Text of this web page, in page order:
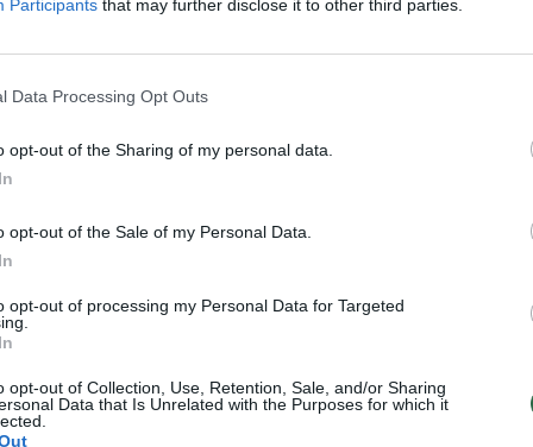
Participants that may further disclose it to other third parties.
Data Processing Opt Outs
opt-out of the Sharing of my personal data.
opt-out of the Sale of my Personal Data.
opt-out of processing my Personal Data for Targeted
opt-out of Collection, Use, Retention, Sale, and/or Sharing
Data that Is Unrelated with the Purposes for which it
–
Liūdna vyresnio amžiaus dirbančiųjų
kasdienybė – priekabiavimas, patyčios ir
Nyderlanduose apgynė čempionų vardą